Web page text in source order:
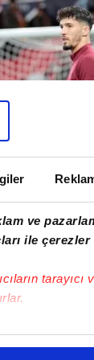
ve
ile çerezler
tarayıcı
halinde
AYRILIYOR
Andre
sezon